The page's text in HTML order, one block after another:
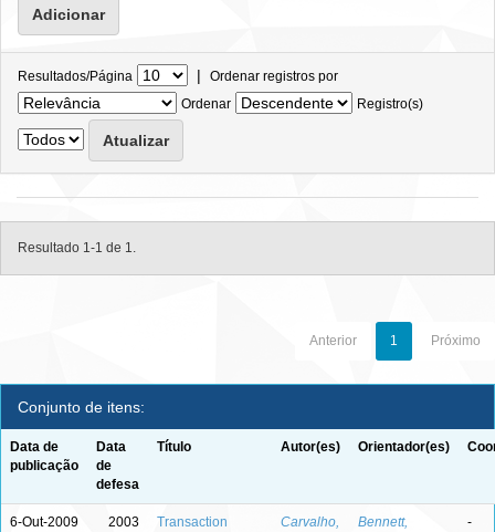
Resultados/Página | Ordenar registros por
Ordenar
Registro(s)
Resultado 1-1 de 1.
Anterior 1 Próximo
Conjunto de itens:
Data de
publicação
Data
de
defesa
Título Autor(es) Orientador(es)
6-Out-2009 2003
Transaction
Carvalho,
Bennett,
-